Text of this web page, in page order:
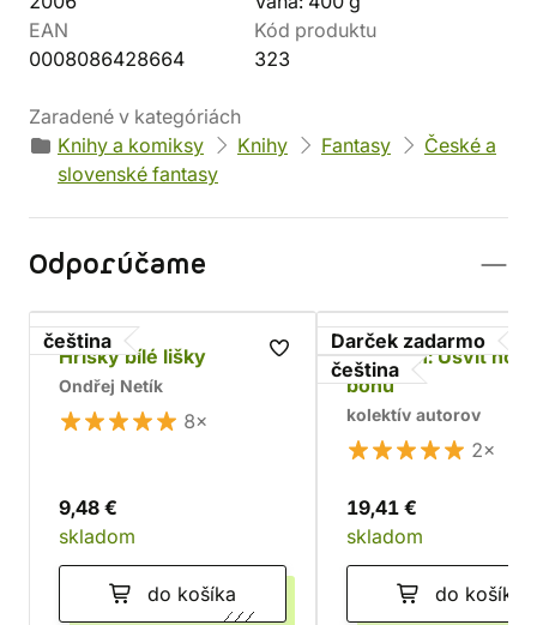
EAN
0008086428664
Kód produktu
323
Zaradené v kategóriách
Knihy a komiksy
Knihy Fantasy
České a
slovenské fantasy
Odporúčame
čeština
Hříšky bílé lišky
Ondřej Netík
8×
9,48 €
skladom
do košíka
Darček zadarmo
čeština
Asterion: Úsvit
bohů
kolektív autorov
2×
19,41 €
skladom
do košíka